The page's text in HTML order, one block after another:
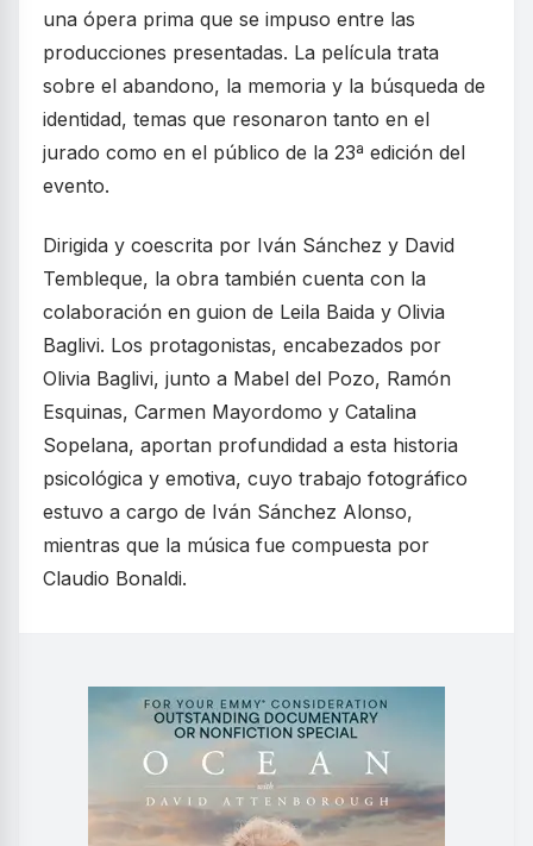
una ópera prima que se impuso entre las
producciones presentadas. La película trata
sobre el abandono, la memoria y la búsqueda de
identidad, temas que resonaron tanto en el
jurado como en el público de la 23ª edición del
evento.
Dirigida y coescrita por Iván Sánchez y David
Tembleque, la obra también cuenta con la
colaboración en guion de Leila Baida y Olivia
Baglivi. Los protagonistas, encabezados por
Olivia Baglivi, junto a Mabel del Pozo, Ramón
Esquinas, Carmen Mayordomo y Catalina
Sopelana, aportan profundidad a esta historia
psicológica y emotiva, cuyo trabajo fotográfico
estuvo a cargo de Iván Sánchez Alonso,
mientras que la música fue compuesta por
Claudio Bonaldi.